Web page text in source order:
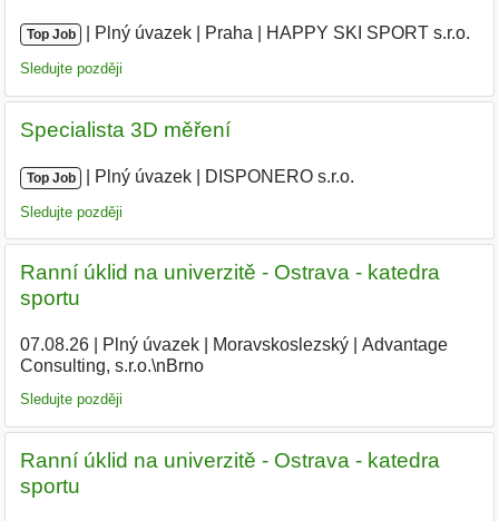
Top Job Plný úvazek Praha HAPPY SKI SPORT s.r.o.
Sledujte později
Specialista 3D měření
Top Job Plný úvazek DISPONERO s.r.o.
Sledujte později
Ranní úklid na univerzitě - Ostrava - katedra
sportu
07.08.26| Plný úvazek| Moravskoslezský|
Advantage
Consulting, s.r.o.\nBrno
Sledujte později
Ranní úklid na univerzitě - Ostrava - katedra
sportu